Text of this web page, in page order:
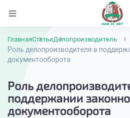
ГлавнаяСтатьиДелопроизводитель
Роль делопроизводителя в
документооборота
Роль
поддержании
документооборота